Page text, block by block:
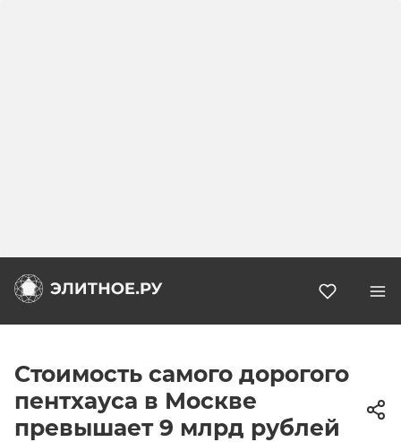
Стоимость самого дорогого
пентхауса в Москве
превышает 9 млрд рублей